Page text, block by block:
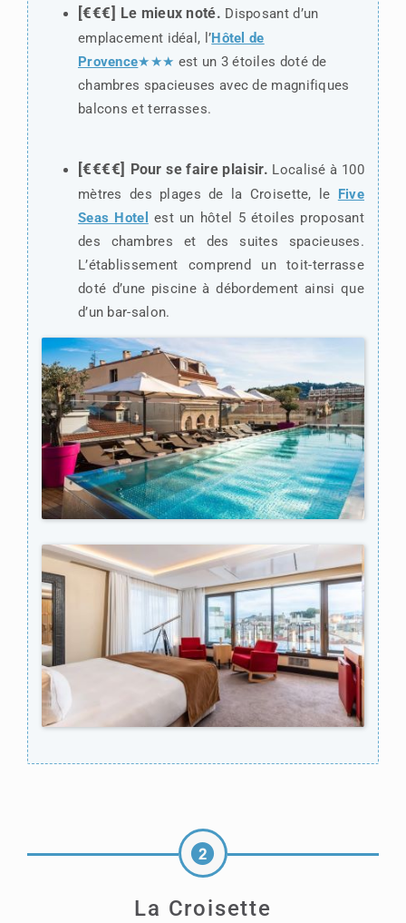
[€€€] Le mieux noté. Disposant d’un
emplacement idéal, l’Hôtel de
Provence★★★ est un 3 étoiles doté de
chambres spacieuses avec de magnifiques
balcons et terrasses.
[€€€€] Pour se faire plaisir. Localisé à 100
mètres des plages de la Croisette, le Five
Seas Hotel
est un hôtel 5 étoiles proposant
des chambres et des suites spacieuses.
L’établissement comprend un toit-terrasse
doté d’une piscine à débordement ainsi que
d’un bar-salon.
La Croisette